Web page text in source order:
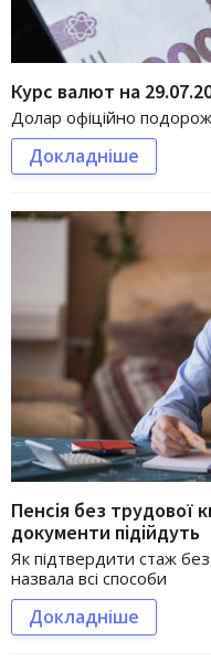
Курс валют на
Долар офіційно
Докладніше
Пенсія без трудової
документи підійдуть
Як підтвердити стаж
назвала всі способи
Докладніше